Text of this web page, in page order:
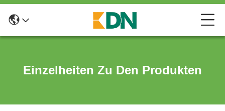
Einzelheiten Zu Den Produkten